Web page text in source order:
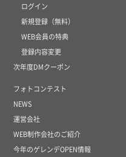
ログイン
新規登録（無料）
WEB会員の特典
登録内容変更
次年度DMクーポン
フォトコンテスト
NEWS
運営会社
WEB制作会社のご紹介
今年のゲレンデOPEN情報